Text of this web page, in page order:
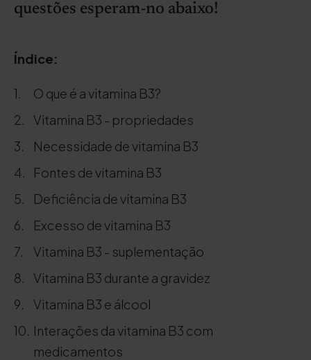
questões esperam-no abaixo!
Índice:
O que é a vitamina B3?
Vitamina B3 - propriedades
Necessidade de vitamina B3
Fontes de vitamina B3
Deficiência de vitamina B3
Excesso de vitamina B3
Vitamina B3 - suplementação
Vitamina B3 durante a gravidez
Vitamina B3 e álcool
Interações da vitamina B3 com
medicamentos